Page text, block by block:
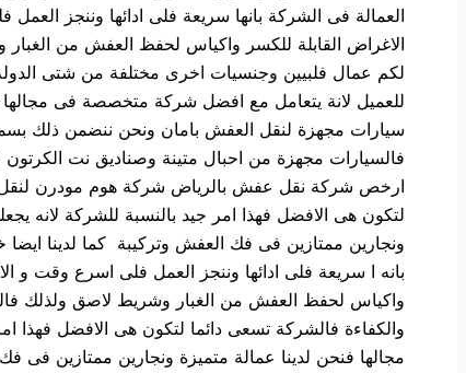
العمالة فى الشركة بانها سريعة فلى ادائها وننجز
الاغراض القابلة للكسر واكياس لحفظ العفش من
لكم عمال فلبيين وجنسيات اخرى مختلفة من شتى
للعميل لانة يتعامل مع افضل شركة متخصصة فى مجالها
سيارات مجهزة لنقل العفش بامان ونحن ننضمن ذلك
فالسيارات مجهزة من احبال متينة وصناديق نت
ارخص شركة نقل عفش بالرياض شركة هوم مودرن لنقل
لتكون هى الافضل فهذا امر جيد بالنسبة للشركة لانه
ونجارين ممتازين فى فك العفش وتركيبة كما لدينا
بانه ا سريعة فلى ادائها وننجز العمل فلى اسرع وقت و
واكياس لحفظ العفش من الغبار وشريط لاصق ولذلك
والكفاءة فالشركة تسعى دائما لتكون هى الافضل فهذا
مجالها فنحن لدينا عمالة متميزة ونجارين ممتازين